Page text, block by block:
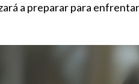
a preparar para